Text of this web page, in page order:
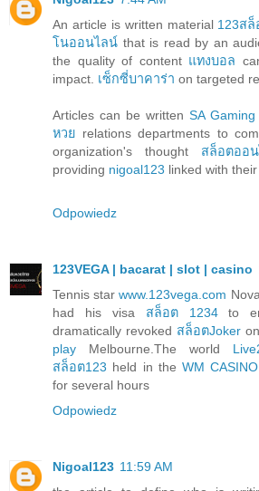
An article is written material 123สล็
โนออนไลน์ that is read by an
the quality of content แทงบอล
impact. เซ็กซี่บาคาร่า on targeted
Articles can be written SA Gaming
หวย relations departments to
organization's thought สล็อตออ
providing nigoal123 linked with
Odpowiedz
123VEGA | bacarat | slot | casino
Tennis starwww.123vega.com
had his visa สล็อต 1234to
dramatically revoked สล็อตJoker
play Melbourne.The world
สล็อต123 held in the WM CASINO
for several hours
Odpowiedz
Nigoal123 11:59 AM